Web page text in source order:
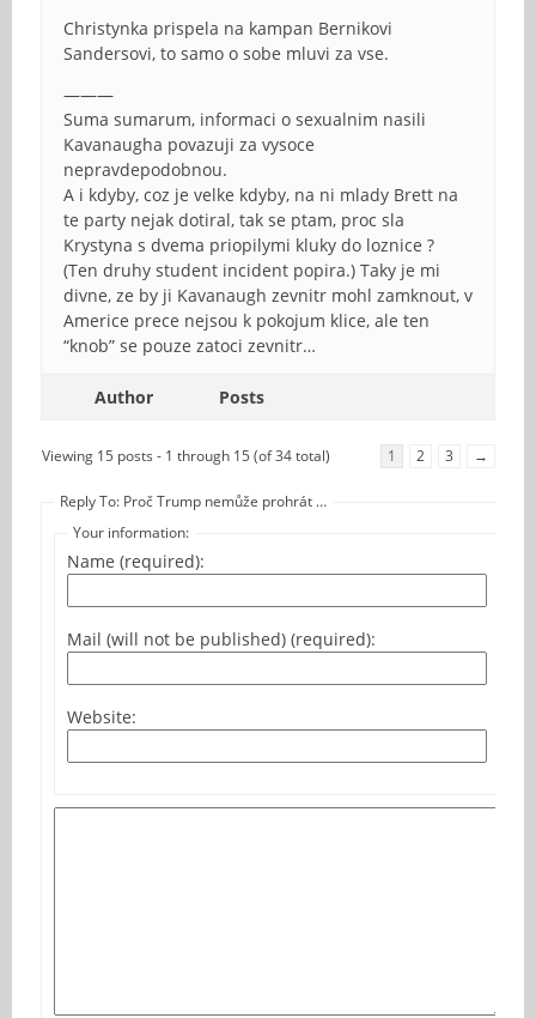
Christynka prispela na kampan Bernikovi
Sandersovi, to samo o sobe mluvi za vse.
———
Suma sumarum, informaci o sexualnim nasili
Kavanaugha povazuji za vysoce
nepravdepodobnou.
A i kdyby, coz je velke kdyby, na ni mlady Brett na
te party nejak dotiral, tak se ptam, proc sla
Krystyna s dvema priopilymi kluky do loznice ?
(Ten druhy student incident popira.) Taky je mi
divne, ze by ji Kavanaugh zevnitr mohl zamknout, v
Americe prece nejsou k pokojum klice, ale ten
“knob” se pouze zatoci zevnitr…
Author Posts
Viewing 15 posts - 1 through 15 (of 34 total) 1 2 3 →
Reply To: Proč Trump nemůže prohrát …
Your information:
Name (required):
Mail (will not be published) (required):
Website: